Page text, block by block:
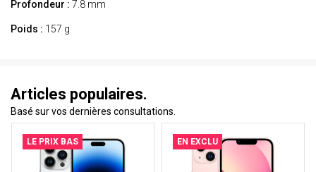
Profondeur : 7.8 mm
Poids : 157 g
Articles populaires.
Basé sur vos dernières consultations.
LE PRIX BAS EN EXCLU